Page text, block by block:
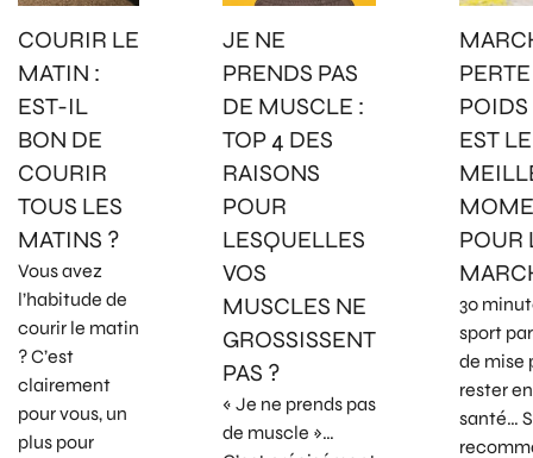
COURIR LE
MATIN :
EST-IL
BON DE
COURIR
TOUS LES
MATINS ?
Vous avez
l’habitude de
courir le matin
? C’est
clairement
pour vous, un
plus pour
JE NE
PRENDS PAS
DE MUSCLE :
TOP 4 DES
RAISONS
POUR
LESQUELLES
VOS
MUSCLES NE
GROSSISSENT
PAS ?
« Je ne prends pas
de muscle »…
EST LE
POUR
30
sport
de mise
rester
santé…